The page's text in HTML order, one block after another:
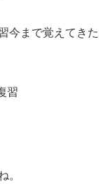
今まで覚えてきた
習
。